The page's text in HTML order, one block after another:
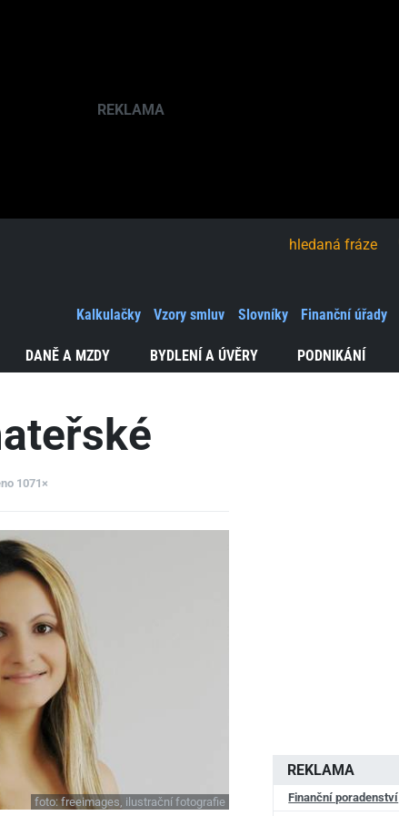
DANĚ A MZDY BYDLENÍ A ÚVĚRY PODNIKÁNÍ
Kalkulačky Vzory smluv Slovníky Finanční úřady
1071×
foto:freeimages, ilustrační fotografie
REKLAMA
Finanční poradenství